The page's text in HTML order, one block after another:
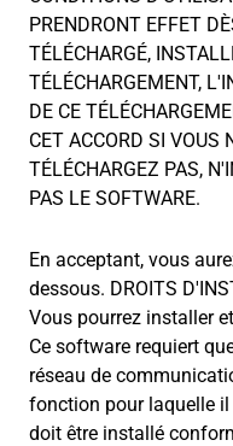
PRENDRONT EFFET
TÉLÉCHARGÉ,
TÉLÉCHARGEMENT,
DE CE
CET ACCORD SI VOUS
TÉLÉCHARGEZ PAS,
PAS LE SOFTWARE.
En acceptant, vous
dessous. DROITS
Vous pourrez installer
Ce software requiert
réseau de
fonction pour laquelle
doit être installé